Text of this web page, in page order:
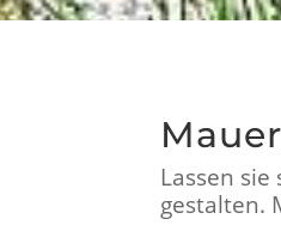
Lassen
gestalten.